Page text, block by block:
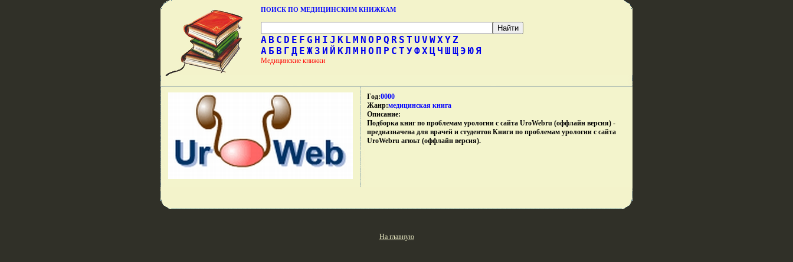
ПОИСК ПО МЕДИЦИНСКИМ КНИЖКАМ
A B C D E F G H I J K L M N O P Q R S T U V WXY Z
А Б В Г Д Е Ж З И Й КЛ М Н О П Р С Т УФХЦЧ Ш Щ Э ЮЯ
Медицинские книжки
Год:0000
Жанр:медицинская книга
Описание:
Подборка книг по проблемам урологии с сайта UroWebru (оффлайн версия) -
предназначена для врачей и студентов Книги по проблемам урологии с сайта
UroWebru агюьт (оффлайн версия).
На главную